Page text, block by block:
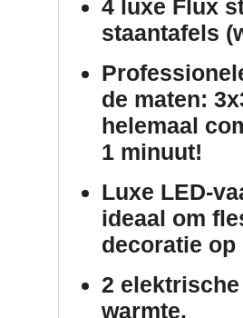
4 luxe Flux
staantafels
de maten:
helemaal
1 minuut!
Luxe LED-
ideaal om
decoratie op
2
warmte.